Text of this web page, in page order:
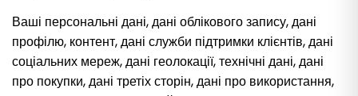
Ваші персональні дані, дані облікового запису, дані
профілю, контент, дані служби підтримки клієнтів, дані
соціальних мереж, дані геолокації, технічні дані, дані
про покупки, дані третіх сторін, дані про використання,